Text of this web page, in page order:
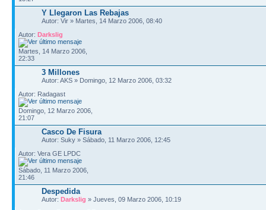
Y Llegaron Las Rebajas
Autor: Vir » Martes, 14 Marzo 2006, 08:40
Autor: Darkslig
Martes, 14 Marzo 2006,
22:33
3 Millones
Autor: AKS » Domingo, 12 Marzo 2006, 03:32
Autor: Radagast
Domingo, 12 Marzo 2006,
21:07
Casco De Fisura
Autor: Suky » Sábado, 11 Marzo 2006, 12:45
Autor: Vera GE LPDC
Sábado, 11 Marzo 2006,
21:46
Despedida
Autor: Darkslig » Jueves, 09 Marzo 2006, 10:19